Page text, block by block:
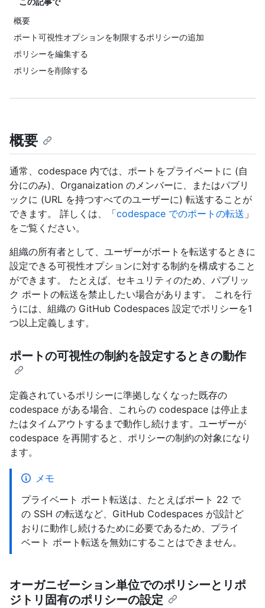
概要
ポート可視性オプションを制限するポリシーの追加
ポリシーを編集する
ポリシーを削除する
概要
通常、codespace 内では、ポートをプライベートに (自
分にのみ)、Organaization のメンバーに、またはパブリ
ックに (URL を持つすべてのユーザーに) 転送することが
できます。 詳しくは、「codespace でのポートの転送 」
をご覧ください。
組織の所有者として、ユーザーがポートを転送するときに
設定できる可視性オプションに対する制約を構成すること
ができます。 たとえば、セキュリティのため、パブリッ
ク ポートの転送を禁止したい場合があります。 これを行
うには、組織の GitHub Codespaces 設定でポリシーを1
つ以上定義します。
ポートの可視性の制約を設定するときの動作
定義されているポリシーに準拠しなくなった既存の
codespace がある場合、これらの codespace は停止ま
たはタイムアウトするまで動作し続けます。ユーザーが
codespace を再開すると、ポリシーの制約の対象になり
ます。
メモ
プライベート ポート転送は、たとえばポート 22 で
の SSH の転送など、GitHub Codespaces が設計ど
おりに動作し続けるために必要であるため、プライ
ベート ポート転送を無効にすることはできません。
オーガニゼーション単位でのポリシーとリポ
ジトリ固有のポリシーの設定